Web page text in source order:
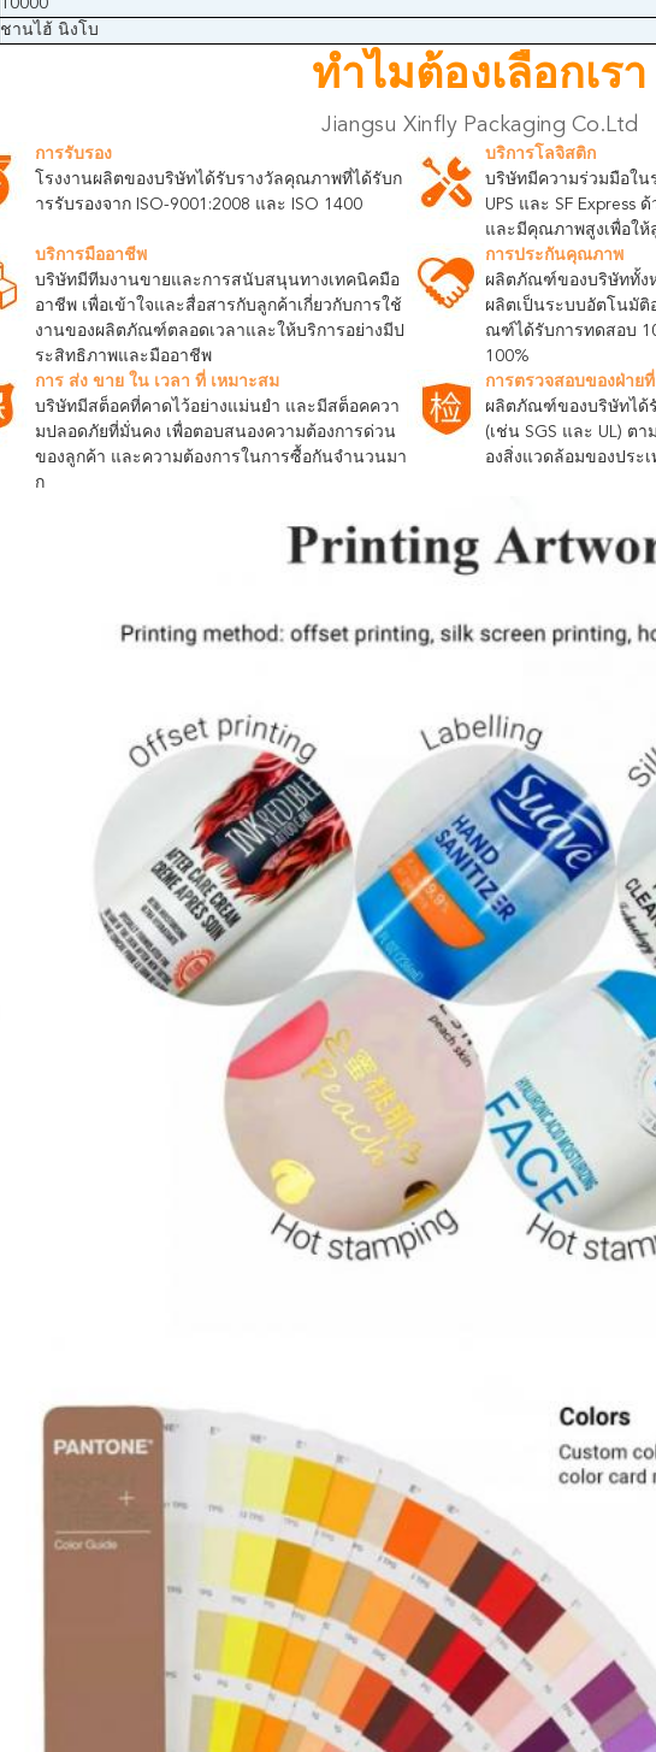
10000
ชานไฮ้ นิงโบ
ทําไมต้องเลือกเรา
Jiangsu Xinfly Packaging Co.Ltd
การรับรอง
โรงงานผลิตของบริษัทได้รับรางวัลคุณภาพที่ได้รับก
ารรับรองจาก ISO-9001:2008 และ ISO 1400
บริการโลจิสติก
บริษัทมีความร่วมมือใน
UPS และ SF Express
และมีคุณภาพสูงเพื่อให้
บริการมืออาชีพ
บริษัทมีทีมงานขายและการสนับสนุนทางเทคนิคมือ
อาชีพ เพื่อเข้าใจและสื่อสารกับลูกค้าเกี่ยวกับการใช้
งานของผลิตภัณฑ์ตลอดเวลาและให้บริการอย่างมีป
ระสิทธิภาพและมืออาชีพ
การประกันคุณภาพ
ผลิตภัณฑ์ของบริษัททั้งห
ผลิตเป็นระบบอัตโนมัติ
ณฑ์ได้รับการทดสอบ
100%
การ ส่ง ขาย ใน เวลา ที่ เหมาะสม
บริษัทมีสต็อคที่คาดไว้อย่างแม่นยํา และมีสต็อคควา
มปลอดภัยที่มั่นคง เพื่อตอบสนองความต้องการด่วน
ของลูกค้า และความต้องการในการซื้อกันจํานวนมา
ก
การตรวจสอบของฝ่าย
ผลิตภัณฑ์ของบริษัทได้
(เช่น SGS และ UL) ตา
องสิ่งแวดล้อมของประเ